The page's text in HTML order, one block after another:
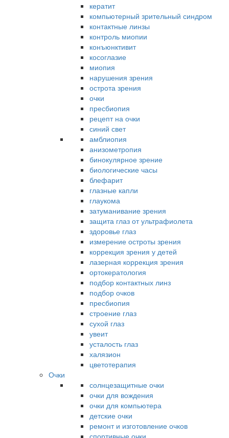
кератит
компьютерный зрительный синдром
контактные линзы
контроль миопии
конъюнктивит
косоглазие
миопия
нарушения зрения
острота зрения
очки
пресбиопия
рецепт на очки
синий свет
амблиопия
анизометропия
бинокулярное зрение
биологические часы
блефарит
глазные капли
глаукома
затуманивание зрения
защита глаз от ультрафиолета
здоровье глаз
измерение остроты зрения
коррекция зрения у детей
лазерная коррекция зрения
ортокератология
подбор контактных линз
подбор очков
пресбиопия
строение глаз
сухой глаз
увеит
усталость глаз
халязион
цветотерапия
Очки
солнцезащитные очки
очки для вождения
очки для компьютера
детские очки
ремонт и изготовление очков